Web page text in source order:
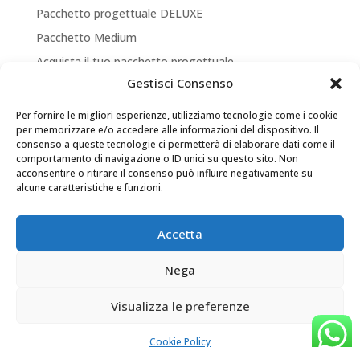
Gestisci Consenso
Per fornire le migliori esperienze, utilizziamo tecnologie come i cookie
per memorizzare e/o accedere alle informazioni del dispositivo. Il
consenso a queste tecnologie ci permetterà di elaborare dati come il
comportamento di navigazione o ID unici su questo sito. Non
acconsentire o ritirare il consenso può influire negativamente su
alcune caratteristiche e funzioni.
Accetta
Nega
Visualizza le preferenze
Cookie Policy
Pacchetto progettuale DELUXE
Pacchetto Medium
Acquista il tuo pacchetto progettuale
Bonus Verde 2020
Arredamento terrazzo: fioriere acciaio da esterno
Andrea Telefono P.IVA 02453790996 - Andrea
Jentile P.IVA 02453800993